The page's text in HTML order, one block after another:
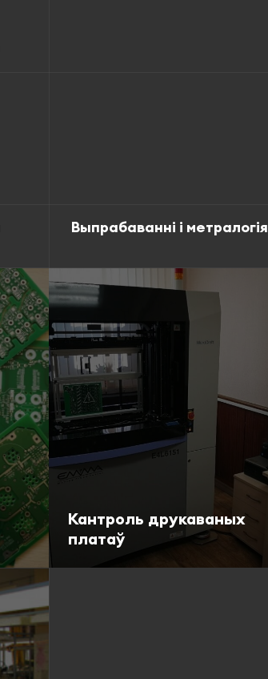
Выпрабаванні і метралогія
Кантроль друкаваных
платаў